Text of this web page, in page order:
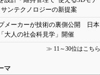
ンテクノロジーの新提案
メーカーが技術の裏側公開 日本
大人の社会科見学」開催
≫ 11～30位はこちら
マ